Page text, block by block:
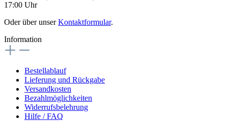
17:00 Uhr
Oder über unserKontaktformular.
Information
Bestellablauf
Lieferung und Rückgabe
Versandkosten
Bezahlmöglichkeiten
Widerrufsbelehrung
Hilfe / FAQ